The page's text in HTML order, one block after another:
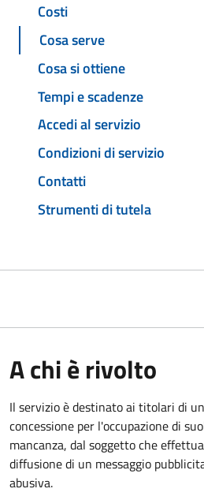
Costi
Cosa serve
Cosa si ottiene
Tempi e scadenze
Accedi al servizio
Condizioni di servizio
Contatti
Strumenti di tutela
A chi è rivolto
Il servizio è destinato ai titolari di
concessione per l'occupazione di
mancanza, dal soggetto che
diffusione di un messaggio
abusiva.